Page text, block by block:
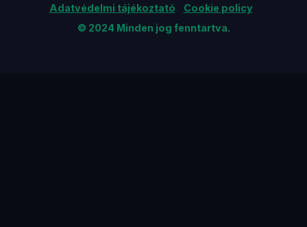
Adatvédelmi tájékoztató
Cookie policy
© 2024 Minden jog fenntartva.